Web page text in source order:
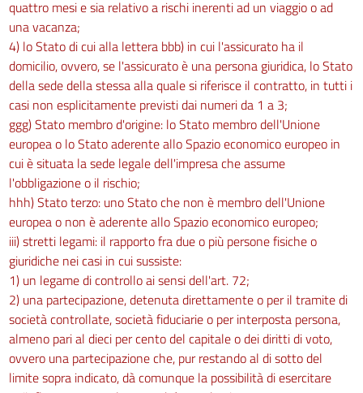
quattro mesi e sia relativo a rischi inerenti ad un viaggio o ad
una vacanza;
4) lo Stato di cui alla lettera bbb) in cui l'assicurato ha il
domicilio, ovvero, se l'assicurato è una persona giuridica, lo Stato
della sede della stessa alla quale si riferisce il contratto, in tutti i
casi non esplicitamente previsti dai numeri da 1 a 3;
ggg) Stato membro d'origine: lo Stato membro dell'Unione
europea o lo Stato aderente allo Spazio economico europeo in
cui è situata la sede legale dell'impresa che assume
l'obbligazione o il rischio;
hhh) Stato terzo: uno Stato che non è membro dell'Unione
europea o non è aderente allo Spazio economico europeo;
iii) stretti legami: il rapporto fra due o più persone fisiche o
giuridiche nei casi in cui sussiste:
1) un legame di controllo ai sensi dell'art. 72;
2) una partecipazione, detenuta direttamente o per il tramite di
società controllate, società fiduciarie o per interposta persona,
almeno pari al dieci per cento del capitale o dei diritti di voto,
ovvero una partecipazione che, pur restando al di sotto del
limite sopra indicato, dà comunque la possibilità di esercitare